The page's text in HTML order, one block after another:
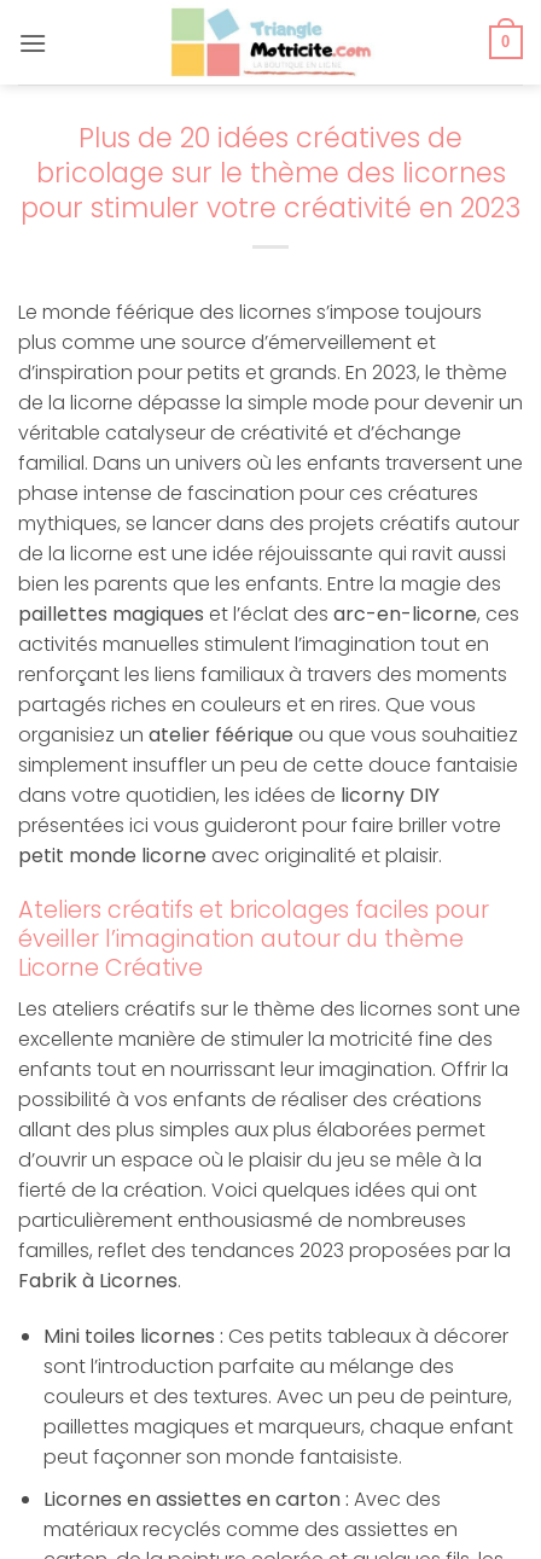
au
0
Plus de 20 idées créatives de
bricolage sur le thème des licornes
pour stimuler votre créativité en 2023
Le monde féérique des licornes s’impose toujours
plus comme une source d’émerveillement et
d’inspiration pour petits et grands. En 2023, le thème
de la licorne dépasse la simple mode pour devenir un
véritable catalyseur de créativité et d’échange
familial. Dans un univers où les enfants traversent une
phase intense de fascination pour ces créatures
mythiques, se lancer dans des projets créatifs autour
de la licorne est une idée réjouissante qui ravit aussi
bien les parents que les enfants. Entre la magie des
paillettes magiques et l’éclat des arc-en-licorne, ces
activités manuelles stimulent l’imagination tout en
renforçant les liens familiaux à travers des moments
partagés riches en couleurs et en rires. Que vous
organisiez un atelier féérique ou que vous souhaitiez
simplement insuffler un peu de cette douce fantaisie
dans votre quotidien, les idées de licorny DIY
présentées ici vous guideront pour faire briller votre
petit monde licorne avec originalité et plaisir.
Ateliers créatifs et bricolages faciles pour
éveiller l’imagination autour du thème
Licorne Créative
Les ateliers créatifs sur le thème des licornes sont une
excellente manière de stimuler la motricité fine des
enfants tout en nourrissant leur imagination. Offrir la
possibilité à vos enfants de réaliser des créations
allant des plus simples aux plus élaborées permet
d’ouvrir un espace où le plaisir du jeu se mêle à la
fierté de la création. Voici quelques idées qui ont
particulièrement enthousiasmé de nombreuses
familles, reflet des tendances 2023 proposées par la
Fabrik à Licornes.
Mini toiles licornes : Ces petits tableaux à décorer
sont l’introduction parfaite au mélange des
couleurs et des textures. Avec un peu de peinture,
paillettes magiques et marqueurs, chaque enfant
peut façonner son monde fantaisiste.
Licornes en assiettes en carton : Avec des
matériaux recyclés comme des assiettes en